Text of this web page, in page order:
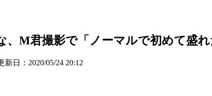
、M君撮影で「ノーマルで初めて盛
新日： 2020/05/24 20:12